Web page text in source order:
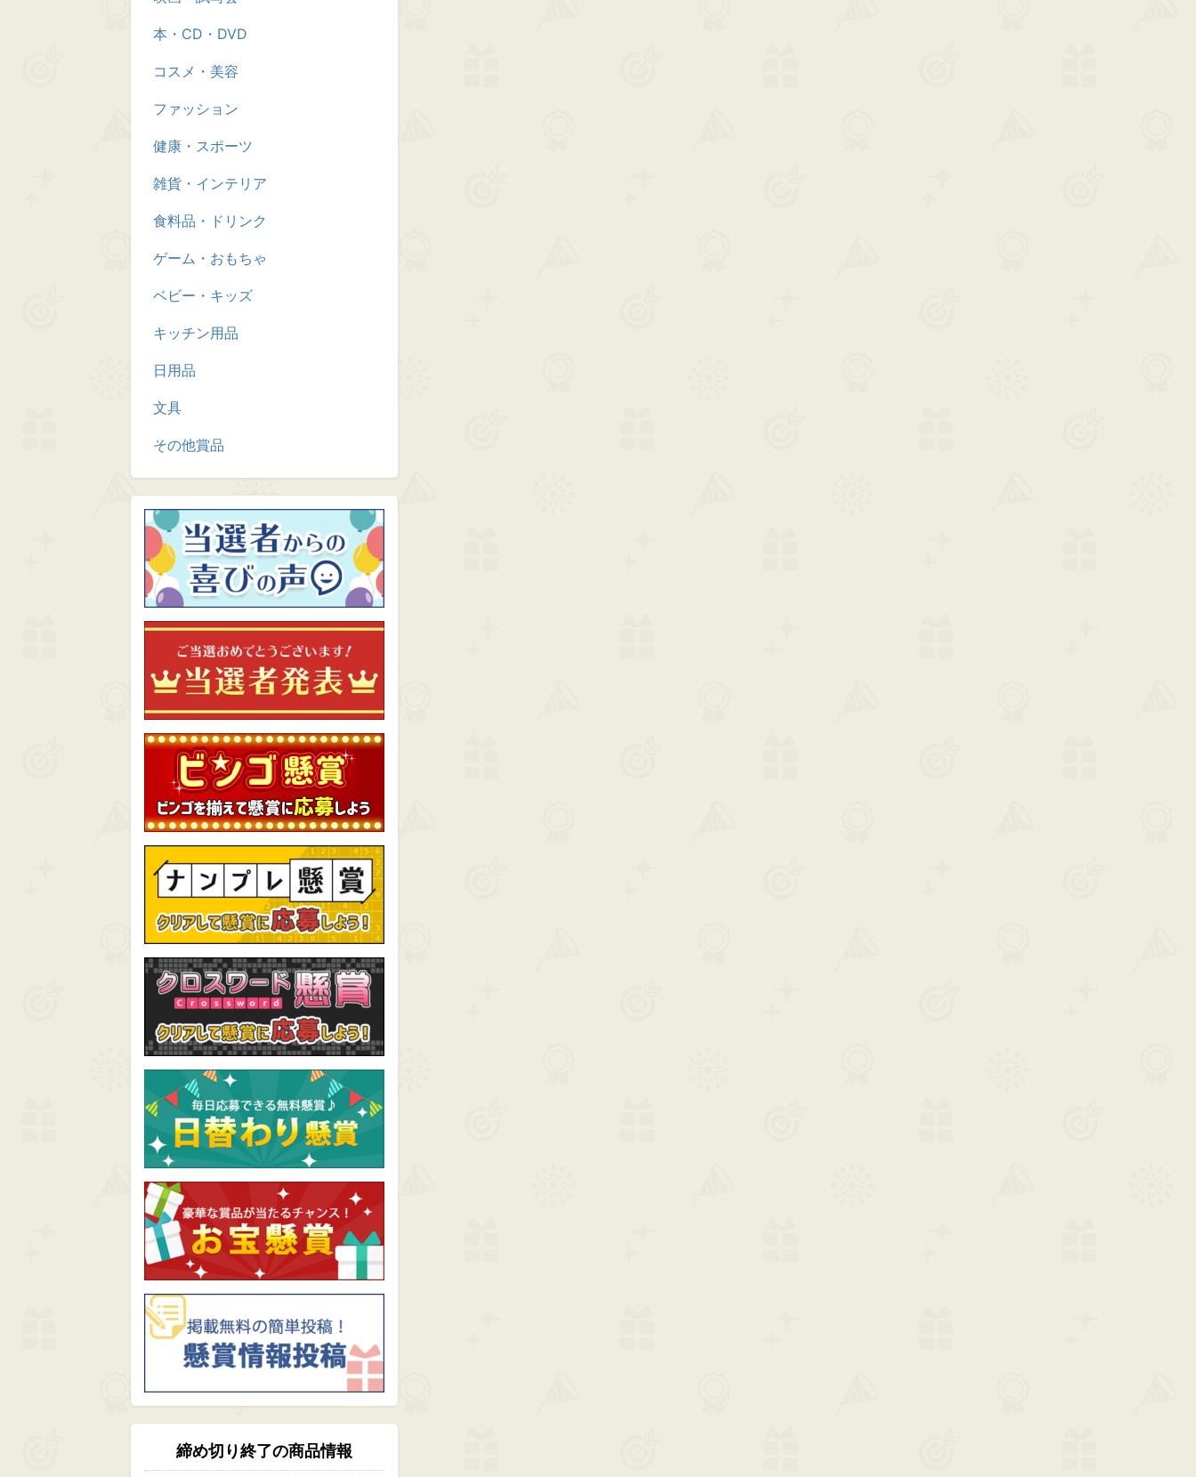
本・CD・DVD
コスメ・美容
ファッション
健康・スポーツ
雑貨・インテリア
食料品・ドリンク
ゲーム・おもちゃ
ベビー・キッズ
キッチン用品
日用品
文具
その他賞品
締め切り終了の商品情報